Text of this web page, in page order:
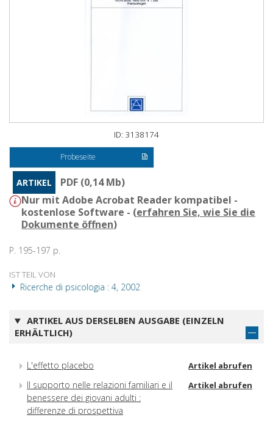
ID: 3138174
Probeseite
ARTIKEL
PDF (0,14 Mb)
Nur mit Adobe Acrobat Reader kompatibel -
kostenlose Software - (erfahren Sie, wie Sie die
Dokumente öffnen)
P. 195-197 p.
IST TEIL VON
Ricerche di psicologia : 4, 2002
ARTIKEL AUS DERSELBEN AUSGABE (EINZELN
ERHÄLTLICH)
L'effetto placebo Artikel abrufen
Il supporto nelle relazioni familiari e il
benessere dei giovani adulti :
differenze di prospettiva
Artikel abrufen